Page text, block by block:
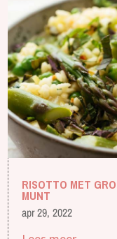
RISOTTO MET
MUNT
apr 29, 2022